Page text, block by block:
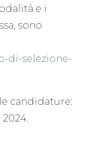
e i
sono
di-selezione-
candidature: